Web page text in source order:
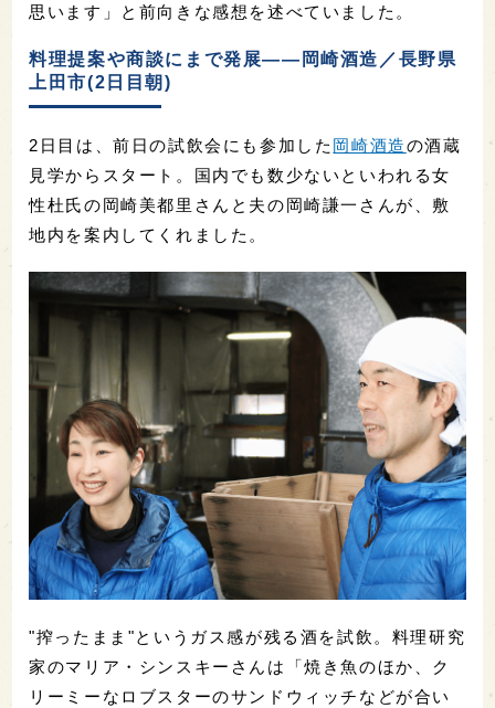
思います」と前向きな感想を述べていました。
料理提案や商談にまで発展――岡崎酒造／長野県
上田市(2日目朝)
2日目は、前日の試飲会にも参加した 岡崎酒造の酒蔵
見学からスタート。国内でも数少ないといわれる女
性杜氏の岡崎美都里さんと夫の岡崎謙一さんが、敷
地内を案内してくれました。
"搾ったまま"というガス感が残る酒を試飲。料理研究
家のマリア・シンスキーさんは「焼き魚のほか、ク
リーミーなロブスターのサンドウィッチなどが合い